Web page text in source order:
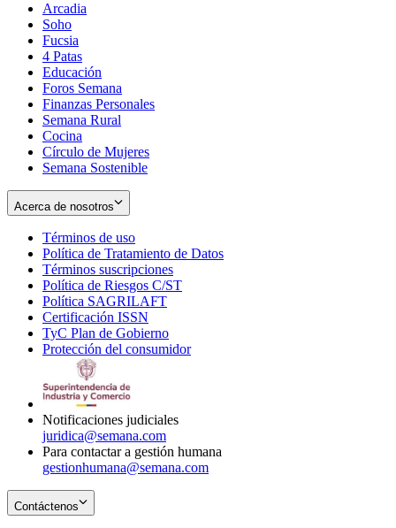
Arcadia
Soho
in
new
window
Fucsia
in
new
window
4 Patas
Educación
Foros Semana
Finanzas Personales
Semana Rural
Cocina
Círculo de Mujeres
Semana Sostenible
Acerca de nosotros
Términos de uso
in
new
window
Política de Tratamiento de Datos
Términos suscripciones
in
Política de Riesgos C/ST
Política SAGRILAFT
new
window
Certificación ISSN
in
new
TyC Plan de Gobierno
in
Protección del consumidorOpens
Notificaciones judiciales
juridica@semana.com
Para contactar a gestión humana
gestionhumana@semana.com
Contáctenos